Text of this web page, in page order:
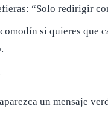
“Solo redirigir
si quieres que
un mensaje